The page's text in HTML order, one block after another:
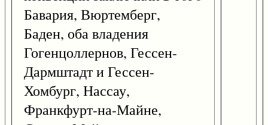
Бавария, Вюртемберг,
Баден, оба владения
Гогенцоллернов, Гессен-
Дармштадт и Гессен-
Хомбург, Нассау,
Франкфурт-на-Майне,